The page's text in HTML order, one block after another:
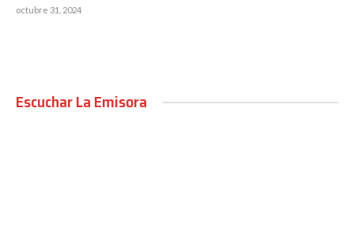
octubre 31, 2024
Escuchar La Emisora